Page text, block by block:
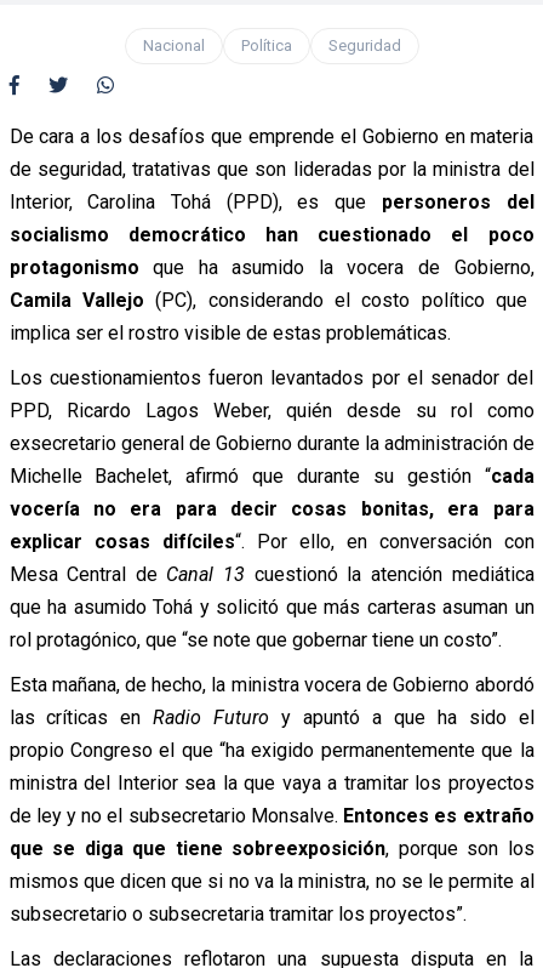
Nacional Política Seguridad
De cara a los desafíos que emprende el Gobierno en materia
de seguridad, tratativas que son lideradas por la ministra del
Interior, Carolina Tohá (PPD), es que personeros del
socialismo democrático han cuestionado el poco
protagonismo que ha asumido la vocera de Gobierno,
Camila Vallejo (PC), considerando el costo político que
implica ser el rostro visible de estas problemáticas.
Los cuestionamientos fueron levantados por el senador del
PPD, Ricardo Lagos Weber, quién desde su rol como
exsecretario general de Gobierno durante la administración de
Michelle Bachelet, afirmó que durante su gestión “cada
vocería no era para decir cosas bonitas, era para
explicar cosas difíciles“. Por ello, en conversación con
Mesa Central de Canal 13 cuestionó la atención mediática
que ha asumido Tohá y solicitó que más carteras asuman un
rol protagónico, que “se note que gobernar tiene un costo”.
Esta mañana, de hecho, la ministra vocera de Gobierno abordó
las críticas enRadio Futuro y apuntó a que ha sido el
propio Congreso el que “ha exigido permanentemente que la
ministra del Interior sea la que vaya a tramitar los proyectos
de ley y no el subsecretario Monsalve. Entonces es extraño
que se diga que tiene sobreexposición, porque son los
mismos que dicen que si no va la ministra, no se le permite al
subsecretario o subsecretaria tramitar los proyectos”.
Las declaraciones reflotaron una supuesta disputa en la